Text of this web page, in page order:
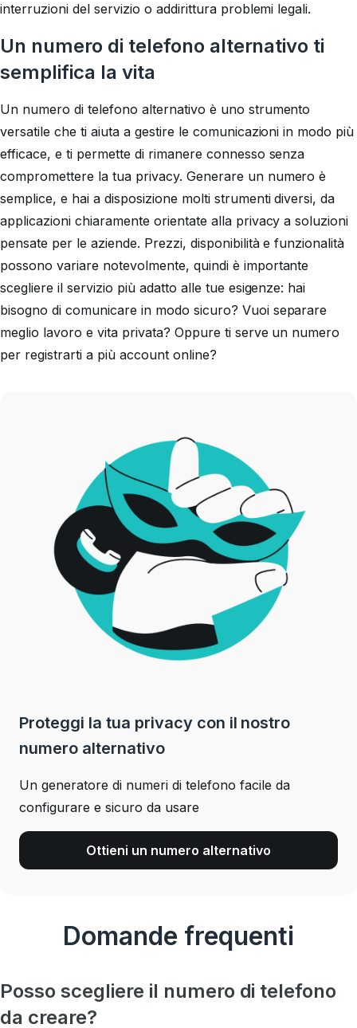
interruzioni del servizio o addirittura problemi legali.
Un numero di telefono alternativo ti
semplifica la vita
Un numero di telefono alternativo è uno strumento
versatile che ti aiuta a gestire le comunicazioni in modo più
efficace, e ti permette di rimanere connesso senza
compromettere la tua privacy. Generare un numero è
semplice, e hai a disposizione molti strumenti diversi, da
applicazioni chiaramente orientate alla privacy a soluzioni
pensate per le aziende. Prezzi, disponibilità e funzionalità
possono variare notevolmente, quindi è importante
scegliere il servizio più adatto alle tue esigenze: hai
bisogno di comunicare in modo sicuro? Vuoi separare
meglio lavoro e vita privata? Oppure ti serve un numero
per registrarti a più account online?
Proteggi la tua privacy con il nostro
numero alternativo
Un generatore di numeri di telefono facile da
configurare e sicuro da usare
Ottieni un numero alternativo
Domande frequenti
Posso scegliere il numero di telefono
da creare?